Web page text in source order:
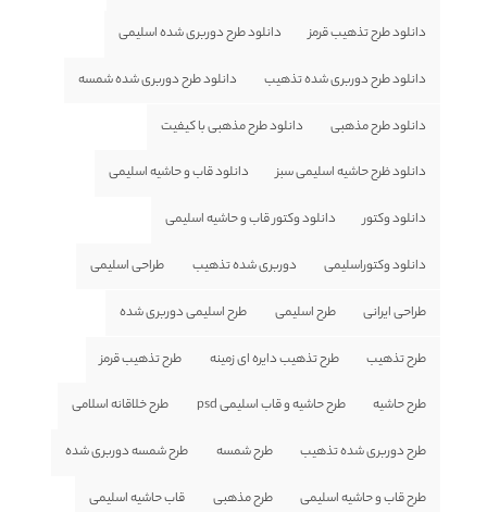
دانلود طرح تذهیب قرمز دانلود طرح دوربری شده اسلیمی
دانلود طرح دوربری شده تذهیب دانلود طرح دوربری شده شمسه
دانلود طرح مذهبی دانلود طرح مذهبی با کیفیت
دانلود ظرح حاشیه اسلیمی سبز دانلود قاب و حاشیه اسلیمی
دانلود وکتور دانلود وکتور قاب و حاشیه اسلیمی
دانلود وکتوراسلیمی دوربری شده تذهیب طراحی اسلیمی
طراحی ایرانی طرح اسلیمی طرح اسلیمی دوربری شده
طرح تذهیب طرح تذهیب دایره ای زمینه طرح تذهیب قرمز
طرح حاشیه طرح حاشیه و قاب اسلیمی psd طرح خلاقانه اسلامی
طرح دوربری شده تذهیب طرح شمسه طرح شمسه دوربری شده
طرح قاب و حاشیه اسلیمی طرح مذهبی قاب حاشیه اسلیمی